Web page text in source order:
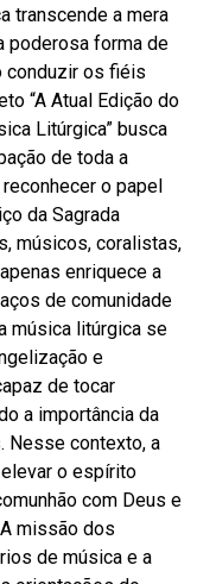
transcende a mera
poderosa forma de
conduzir os fiéis
“A Atual Edição do
Litúrgica” busca
de toda a
o papel
da Sagrada
músicos, coralistas,
enriquece a
de comunidade
música litúrgica se
e
de tocar
a importância da
Nesse contexto, a
o espírito
com Deus e
missão dos
de música e a